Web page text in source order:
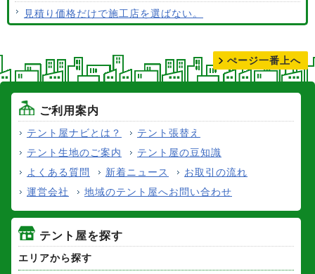
見積り価格だけで施工店を選ばない。
ぺージ一番上へ
ご利用案内
テント屋ナビとは？
テント張替え
テント生地のご案内
テント屋の豆知識
よくある質問
新着ニュース
お取引の流れ
運営会社
地域のテント屋へお問い合わせ
テント屋を探す
エリアから探す